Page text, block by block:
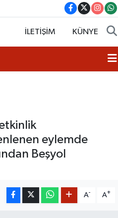
İLETİŞİM KÜNYE
eylemde
Beşyol
A- A+